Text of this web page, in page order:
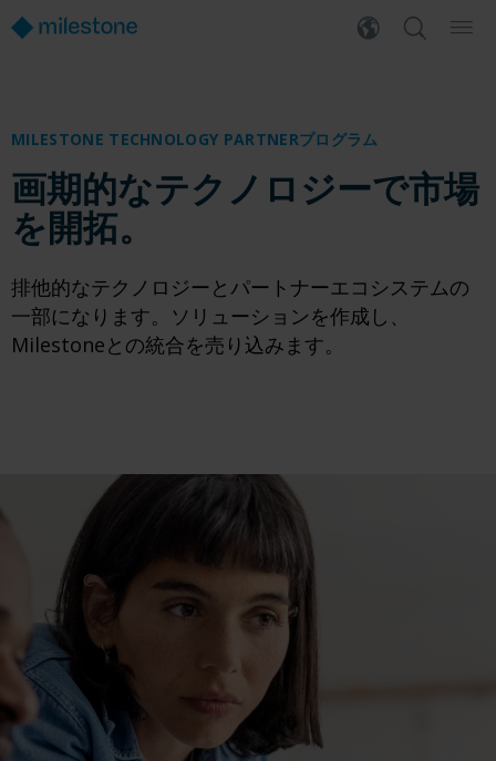
MILESTONE TECHNOLOGY PARTNERプログラム
画期的なテクノロジーで市場
を開拓。
排他的なテクノロジーとパートナーエコシステムの
一部になります。ソリューションを作成し、
Milestoneとの統合を売り込みます。